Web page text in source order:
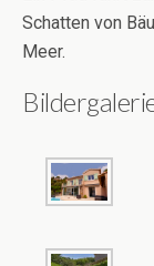
Schatten von
Meer.